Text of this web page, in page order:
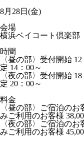
8月28日(金)
会場
横浜ベイコート倶楽
時間
〈昼の部〉受付開始
定 14：00～
〈夜の部〉受付開始
定 20：00～
料金
〈昼の部〉ご宿泊の
みご利用のお客様
〈夜の部〉ご宿泊の
みご利用のお客様